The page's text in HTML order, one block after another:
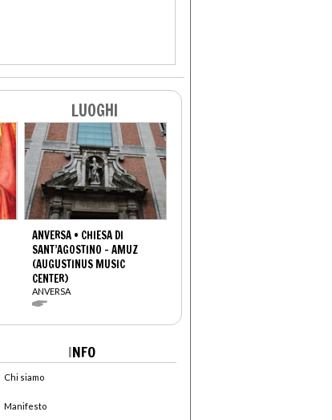
LUOGHI
ANVERSA • CHIESA DI
SANT’AGOSTINO - AMUZ
(AUGUSTINUS MUSIC
CENTER)
ANVERSA
INFO
Chi siamo
Manifesto